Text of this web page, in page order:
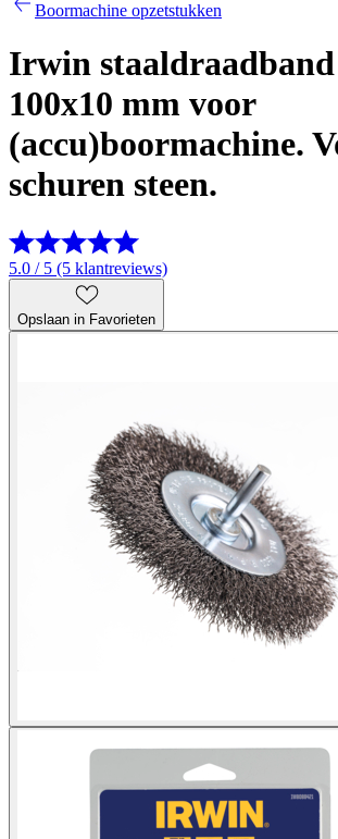
Boormachine opzetstukken
Irwin
100x10 mm voor
(accu)boormachine.
schuren steen.
5.0 / 5 (5 klantreviews)
Opslaan in Favorieten